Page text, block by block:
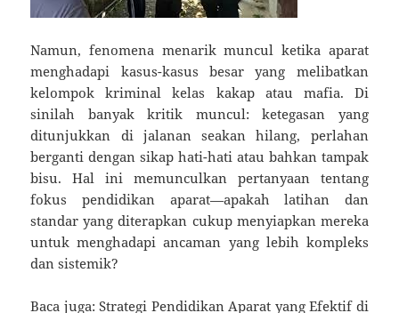
Namun, fenomena menarik muncul ketika aparat
menghadapi kasus-kasus besar yang melibatkan
kelompok kriminal kelas kakap atau mafia. Di
sinilah banyak kritik muncul: ketegasan yang
ditunjukkan di jalanan seakan hilang, perlahan
berganti dengan sikap hati-hati atau bahkan tampak
bisu. Hal ini memunculkan pertanyaan tentang
fokus pendidikan aparat—apakah latihan dan
standar yang diterapkan cukup menyiapkan mereka
untuk menghadapi ancaman yang lebih kompleks
dan sistemik?
Baca juga:Strategi Pendidikan Aparat yang Efektif di